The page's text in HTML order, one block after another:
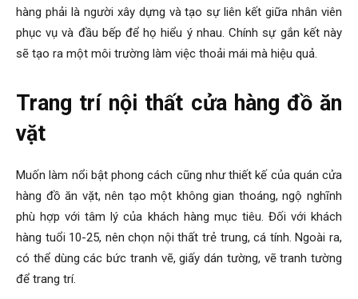
hàng phải là người xây dựng và tạo sự liên kết giữa nhân viên
phục vụ và đầu bếp để họ hiểu ý nhau. Chính sự gắn kết này
sẽ tạo ra một môi trường làm việc thoải mái mà hiệu quả.
Trang trí nội thất cửa hàng đồ ăn
vặt
Muốn làm nổi bật phong cách cũng như thiết kế của quán cửa
hàng đồ ăn vặt, nên tạo một không gian thoáng, ngộ nghĩnh
phù hợp với tâm lý của khách hàng mục tiêu. Đối với khách
hàng tuổi 10-25, nên chọn nội thất trẻ trung, cá tính. Ngoài ra,
có thể dùng các bức tranh vẽ, giấy dán tường, vẽ tranh tường
để trang trí.